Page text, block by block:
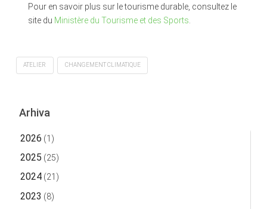
Pour en savoir plus sur le tourisme durable, consultez le
site du Ministère du Tourisme et des Sports
ATELIER CHANGEMENT CLIMATIQUE
Arhiva
2026 (1)
2025 (25)
2024(21)
2023 (8)